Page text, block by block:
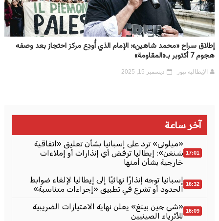
إطلاق سراح «محمد شاهين»: الإمام الذي أُودِع مركز احتجاز بعد وصفه
هجوم 7 أكتوبر بـ«المقاومة»
الإيطالية نيوز ديسمبر 15, 2025
آخر ساعة
17:01
«ميلوني» ترد على إسبانيا بشأن تعليق «اتفاقية
شنغن»: إيطاليا ترفض أي إنذارات أو إملاءات
خارجية بشأن أمنها
16:32 إسبانيا توجه إنذارًا نهائيًا إلى إيطاليا لإلغاء ضوابط
الحدود أو تشرع في تطبيق «إجراءات متناسبة»
16:09 «شي جين بينغ» يعلن نهاية الامتيازات الضريبية
للأثرياء الصينيين